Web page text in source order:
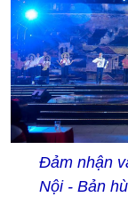
Đảm nhận
Nội - Bản